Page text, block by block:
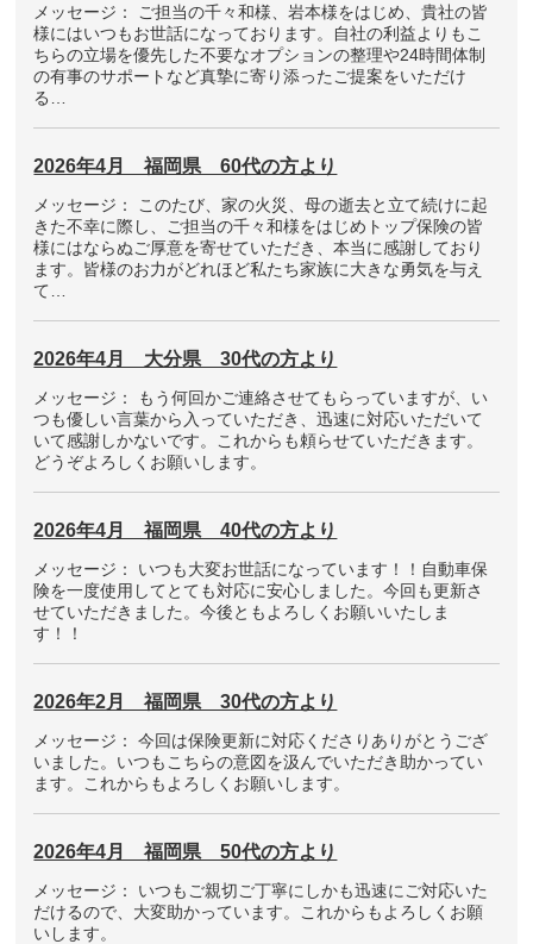
メッセージ： ご担当の千々和様、岩本様をはじめ、貴社の皆
様にはいつもお世話になっております。自社の利益よりもこ
ちらの立場を優先した不要なオプションの整理や24時間体制
の有事のサポートなど真摯に寄り添ったご提案をいただけ
る…
2026年4月 福岡県 60代の方より
メッセージ： このたび、家の火災、母の逝去と立て続けに起
きた不幸に際し、ご担当の千々和様をはじめトップ保険の皆
様にはならぬご厚意を寄せていただき、本当に感謝しており
ます。皆様のお力がどれほど私たち家族に大きな勇気を与え
て…
2026年4月 大分県 30代の方より
メッセージ： もう何回かご連絡させてもらっていますが、い
つも優しい言葉から入っていただき、迅速に対応いただいて
いて感謝しかないです。これからも頼らせていただきます。
どうぞよろしくお願いします。
2026年4月 福岡県 40代の方より
メッセージ： いつも大変お世話になっています！！自動車保
険を一度使用してとても対応に安心しました。今回も更新さ
せていただきました。今後ともよろしくお願いいたしま
す！！
2026年2月 福岡県 30代の方より
メッセージ： 今回は保険更新に対応くださりありがとうござ
いました。いつもこちらの意図を汲んでいただき助かってい
ます。これからもよろしくお願いします。
2026年4月 福岡県 50代の方より
メッセージ： いつもご親切ご丁寧にしかも迅速にご対応いた
だけるので、大変助かっています。これからもよろしくお願
いします。